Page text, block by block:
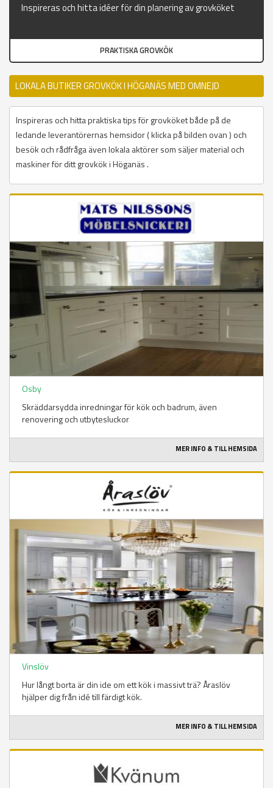
Inspireras och hitta idéer för din planering av grovköket
PRAKTISKA GROVKÖK
LOKALA BUTIKER GROVKÖK I HÖGANÄS MED OMNEJD
Inspireras och hitta praktiska tips för grovköket både på de
ledande leverantörernas hemsidor ( klicka på bilden ovan ) och
besök och rådfråga även lokala aktörer som säljer material och
maskiner för ditt grovkök i Höganäs .
Osby
Skräddarsydda inredningar för kök och badrum, även
renovering och utbytesluckor
MER INFO & TILL HEMSIDA
Vinslöv
Hur långt borta är din ide om ett kök i massivt trä? Åraslöv
hjälper dig från idé till färdigt kök.
MER INFO & TILL HEMSIDA